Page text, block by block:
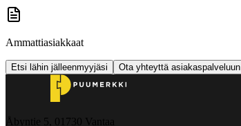
Ammattiasiakkaat
Etsi lähin jälleenmyyjäsi Ota yhteyttä asiakaspalveluun
Åbyntie 5, 01730 Vantaa